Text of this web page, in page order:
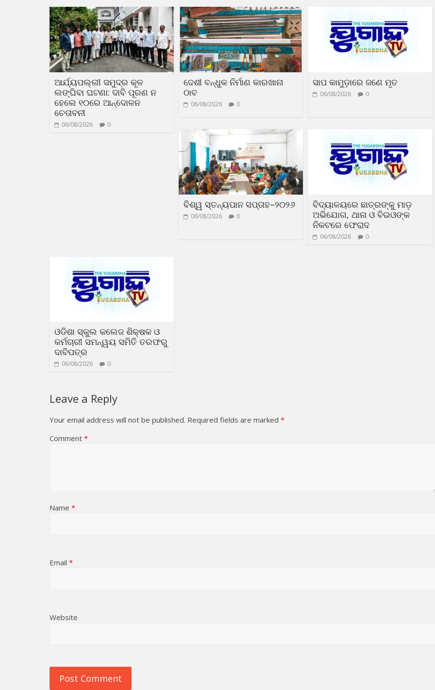
ଆର୍ଯ୍ୟପଲ୍ଲୀ ସମୁଦ୍ର କୂଳ
ଲଙ୍ଘିବା ଘଟଣା: ଦାବି ପୂରଣ ନ
ହେଲେ ୧୦ରେ ଆନ୍ଦୋଳନ
ଚେତାବନୀ
06/08/2026 0
ଦେଶୀ ବନ୍ଧୁକ ନିର୍ମାଣ କାରଖାନା
ଠାବ
06/08/2026 0
ସାପ କାମୁଡ଼ାରେ ଜଣେ ମୃତ
06/08/2026 0
ବିଶ୍ୱ ସ୍ତନ୍ୟପାନ ସପ୍ତାହ–୨୦୨୬
06/08/2026 0
ବିଦ୍ୟାଳୟରେ ଛାତ୍ରଙ୍କୁ ମାଡ଼
ଅଭିଯୋଗ, ଥାନା ଓ ବିଇଓଙ୍କ
ନିକଟରେ ଫେରାଦ
06/08/2026 0
ଓଡିଶା ସ୍କୁଲ କଲେଜ ଶିକ୍ଷକ ଓ
କର୍ମଚାରୀ ସମନ୍ୱୟ ସମିତି ତରଫରୁ
ଦାବିପତ୍ର
06/08/2026 0
Leave a Reply
Your email address will not be published. Required fields are marked *
Comment *
Name *
Email *
Website